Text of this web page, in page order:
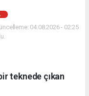
04.08.2026 - 02:25
teknede çıkan